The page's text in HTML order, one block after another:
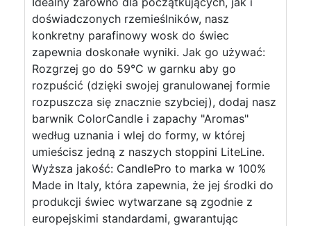
doświadczonych rzemieślników, nasz
konkretny parafinowy wosk do świec
zapewnia doskonałe wyniki. Jak go używać:
Rozgrzej go do 59°C w garnku aby go
rozpuścić (dzięki swojej granulowanej formie
rozpuszcza się znacznie szybciej), dodaj nasz
barwnik ColorCandle i zapachy "Aromas"
według uznania i wlej do formy, w której
umieścisz jedną z naszych stoppini LiteLine.
Wyższa jakość: CandlePro to marka w 100%
Made in Italy, która zapewnia, że jej środki do
produkcji świec wytwarzane są zgodnie z
europejskimi standardami, gwarantując